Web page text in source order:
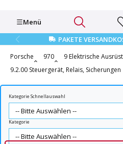
Menü
PAKETE
Porsche 970
9 Elektrische
9.2.00 Steuergerät, Relais, Sicherungen
Kategorie Schnellauswahl
Kategorie